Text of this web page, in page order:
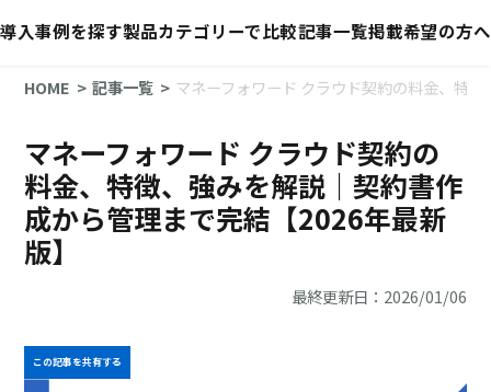
導入事例を探す製品カテゴリーで比較記事一覧掲載希望の方へ
HOME 記事一覧 マネーフォワード クラウド契約の料金、特
マネーフォワード クラウド契約の
料金、特徴、強みを解説｜契約書作
成から管理まで完結【2026年最新
版】
最終更新日：2026/01/06
この記事を共有する